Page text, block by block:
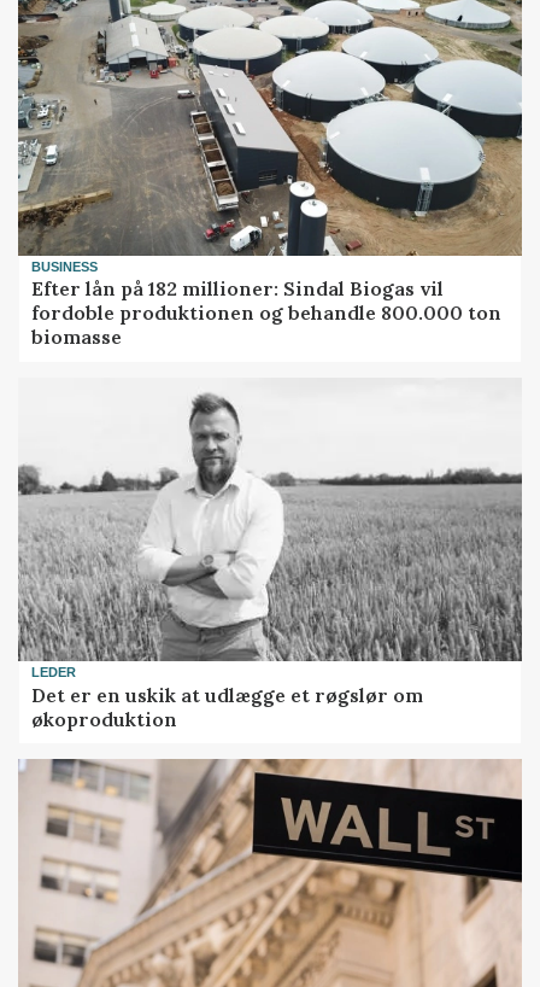
BUSINESS
Efter lån på 182 millioner: Sindal Biogas vil
fordoble produktionen og behandle 800.000 ton
biomasse
LEDER
Det er en uskik at udlægge et røgslør om
økoproduktion